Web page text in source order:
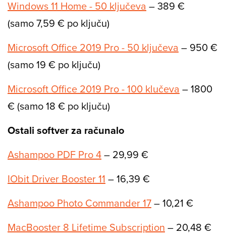
Windows 11 Home - 50 ključeva – 389 €
(samo 7,59 € po ključu)
Microsoft Office 2019 Pro - 50 ključeva – 950 €
(samo 19 € po ključu)
Microsoft Office 2019 Pro - 100 klučeva – 1800
€ (samo 18 € po ključu)
Ostali softver za računalo
Ashampoo PDF Pro 4– 29,99 €
IObit Driver Booster 11 – 16,39 €
Ashampoo Photo Commander 17– 10,21 €
MacBooster 8 Lifetime Subscription – 20,48 €